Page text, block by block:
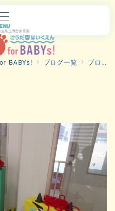
業主導型保育園
BABYs! ブログ一覧 ブログ